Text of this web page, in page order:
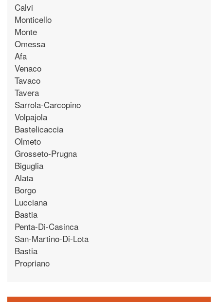
Calvi
Monticello
Monte
Omessa
Afa
Venaco
Tavaco
Tavera
Sarrola-Carcopino
Volpajola
Bastelicaccia
Olmeto
Grosseto-Prugna
Biguglia
Alata
Borgo
Lucciana
Bastia
Penta-Di-Casinca
San-Martino-Di-Lota
Bastia
Propriano